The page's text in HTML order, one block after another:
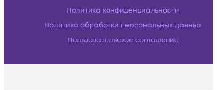
Политика конфиденциальности
Политика обработки персональных данных
Пользовательское соглашение